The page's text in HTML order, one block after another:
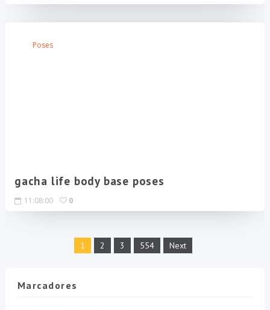
Poses
gacha life body base poses
11:08:00 0
1 2 3 554 Next
Marcadores